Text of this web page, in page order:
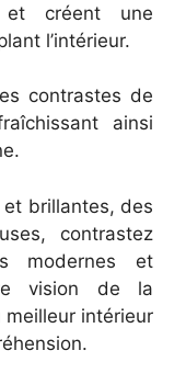
et créent une
l’intérieur.
contrastes de
ainsi
brillantes, des
contrastez
modernes et
vision de la
intérieur